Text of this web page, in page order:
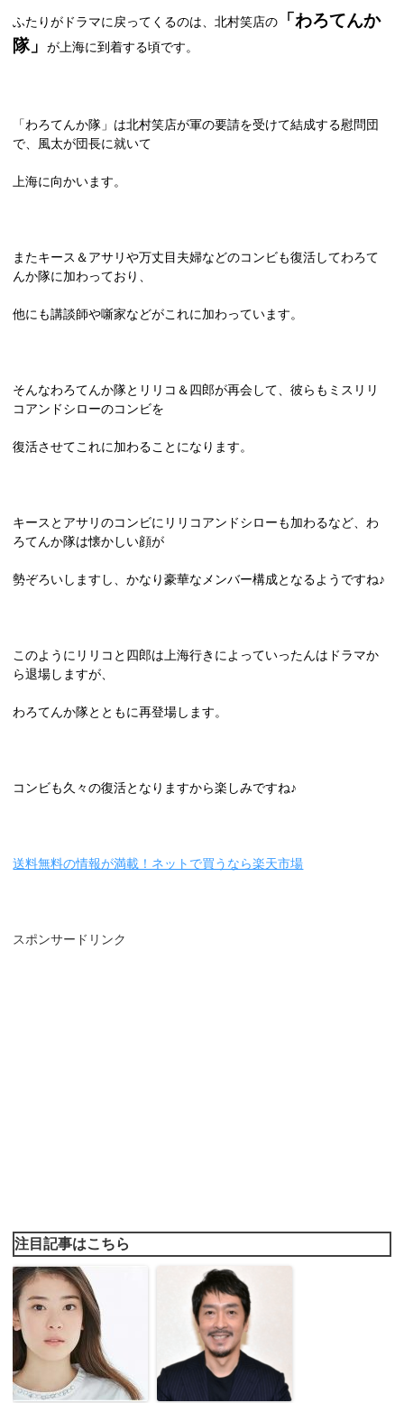
ふたりがドラマに戻ってくるのは、北村笑店の
「わろてんか
隊」が上海に到着する頃です。
「わろてんか隊」は北村笑店が軍の要請を受けて結成する慰問団
で、風太が団長に就いて
上海に向かいます。
またキース＆アサリや万丈目夫婦などのコンビも復活してわろて
んか隊に加わっており、
他にも講談師や噺家などがこれに加わっています。
そんなわろてんか隊とリリコ＆四郎が再会して、彼らもミスリリ
コアンドシローのコンビを
復活させてこれに加わることになります。
キースとアサリのコンビにリリコアンドシローも加わるなど、わ
ろてんか隊は懐かしい顔が
勢ぞろいしますし、かなり豪華なメンバー構成となるようですね♪
このようにリリコと四郎は上海行きによっていったんはドラマか
ら退場しますが、
わろてんか隊とともに再登場します。
コンビも久々の復活となりますから楽しみですね♪
送料無料の情報が満載！ネットで買うなら楽天市場
スポンサードリンク
注目記事はこちら